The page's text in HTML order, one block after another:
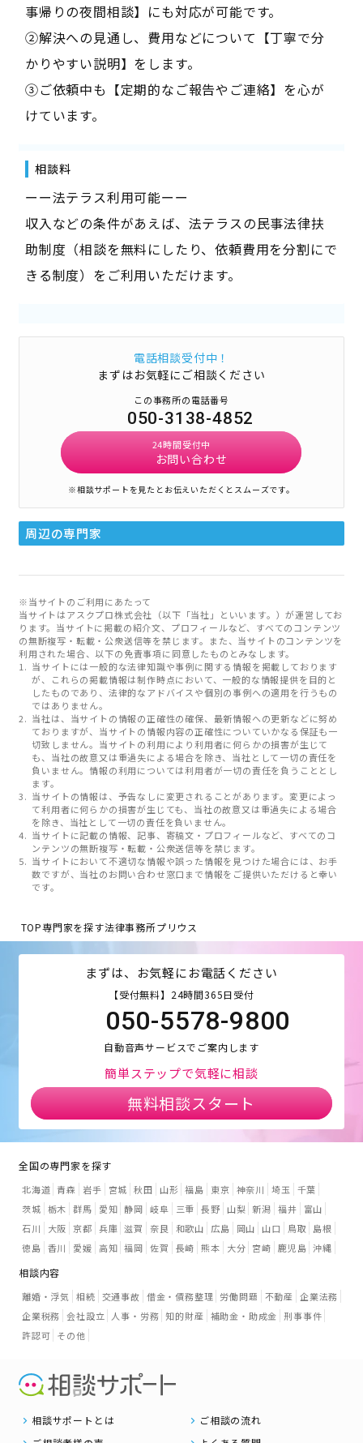
事帰りの夜間相談】にも対応が可能です。
②解決への見通し、費用などについて【丁寧で分
かりやすい説明】をします。
③ご依頼中も【定期的なご報告やご連絡】を心が
けています。
相談料
ーー法テラス利用可能ーー
収入などの条件があえば、法テラスの民事法律扶
助制度（相談を無料にしたり、依頼費用を分割にで
きる制度）をご利用いただけます。
電話相談受付中！
まずはお気軽にご相談ください
この事務所の電話番号
050-3138-4852
24時間受付中
お問い合わせ
※相談サポートを見たとお伝えいただくとスムーズです。
周辺の専門家
※当サイトのご利用にあたって
当サイトはアスクプロ株式会社（以下「当社」といいます。）が運営してお
ります。当サイトに掲載の紹介文、プロフィールなど、すべてのコンテンツ
の無断複写・転載・公衆送信等を禁じます。また、当サイトのコンテンツを
利用された場合、以下の免責事項に同意したものとみなします。
当サイトには一般的な法律知識や事例に関する情報を掲載しております
が、これらの掲載情報は制作時点において、一般的な情報提供を目的と
したものであり、法律的なアドバイスや個別の事例への適用を行うもの
ではありません。
当社は、当サイトの情報の正確性の確保、最新情報への更新などに努め
ておりますが、当サイトの情報内容の正確性についていかなる保証も一
切致しません。当サイトの利用により利用者に何らかの損害が生じて
も、当社の故意又は重過失による場合を除き、当社として一切の責任を
負いません。情報の利用については利用者が一切の責任を負うこととし
ます。
当サイトの情報は、予告なしに変更されることがあります。変更によっ
て利用者に何らかの損害が生じても、当社の故意又は重過失による場合
を除き、当社として一切の責任を負いません。
当サイトに記載の情報、記事、寄稿文・プロフィールなど、すべてのコ
ンテンツの無断複写・転載・公衆送信等を禁じます。
当サイトにおいて不適切な情報や誤った情報を見つけた場合には、お手
数ですが、当社のお問い合わせ窓口まで情報をご提供いただけると幸い
です。
TOP専門家を探す法律事務所プリウス
まずは、お気軽にお電話ください
【受付無料】24時間365日受付
050-5578-9800
自動音声サービスでご案内します
簡単ステップで気軽に相談
無料相談スタート
全国の専門家を探す
北海道 青森 岩手 宮城 秋田 山形 福島 東京 神奈川 埼玉
千葉
茨城 栃木 群馬 愛知 静岡 岐阜 三重 長野 山梨 新潟 福井
富山
石川
大阪 京都 兵庫 滋賀 奈良 和歌山 広島 岡山 山口 鳥取
島根
徳島 香川 愛媛 高知 福岡 佐賀 長崎 熊本 大分 宮崎 鹿児島 沖縄
相談内容
離婚・浮気 相続 交通事故 借金・債務整理 労働問題 不動産 企業法務
企業税務 会社設立 人事・労務 知的財産 補助金・助成金 刑事事件
許認可 その他
相談サポートとは
ご相談の流れ